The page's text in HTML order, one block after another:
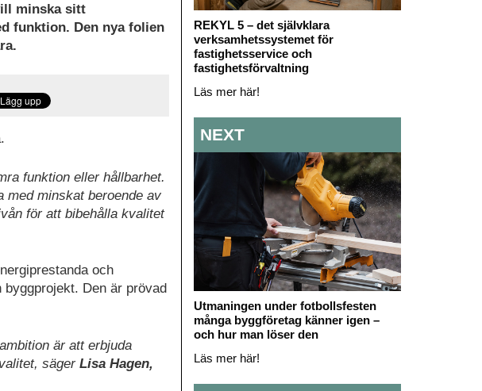
minska sitt
funktion. Den nya folien
funktion eller hållbarhet.
med minskat beroende av
för att bibehålla kvalitet
och
Den är prövad
är att erbjuda
säger Lisa Hagen,
REKYL 5 – det självklara
verksamhetssystemet för
fastighetsservice och
fastighetsförvaltning
Läs mer här!
NEXT
Utmaningen under fotbollsfesten
många byggföretag känner igen –
och hur man löser den
Läs mer här!